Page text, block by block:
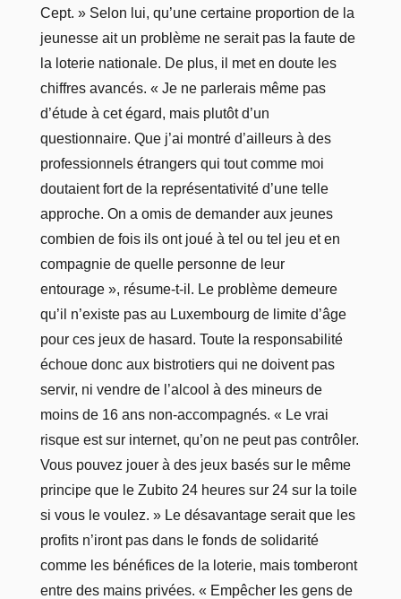
Cept. » Selon lui, qu’une certaine proportion de la
jeunesse ait un problème ne serait pas la faute de
la loterie nationale. De plus, il met en doute les
chiffres avancés. « Je ne parlerais même pas
d’étude à cet égard, mais plutôt d’un
questionnaire. Que j’ai montré d’ailleurs à des
professionnels étrangers qui tout comme moi
doutaient fort de la représentativité d’une telle
approche. On a omis de demander aux jeunes
combien de fois ils ont joué à tel ou tel jeu et en
compagnie de quelle personne de leur
entourage », résume-t-il. Le problème demeure
qu’il n’existe pas au Luxembourg de limite d’âge
pour ces jeux de hasard. Toute la responsabilité
échoue donc aux bistrotiers qui ne doivent pas
servir, ni vendre de l’alcool à des mineurs de
moins de 16 ans non-accompagnés. « Le vrai
risque est sur internet, qu’on ne peut pas contrôler.
Vous pouvez jouer à des jeux basés sur le même
principe que le Zubito 24 heures sur 24 sur la toile
si vous le voulez. » Le désavantage serait que les
profits n’iront pas dans le fonds de solidarité
comme les bénéfices de la loterie, mais tomberont
entre des mains privées. « Empêcher les gens de